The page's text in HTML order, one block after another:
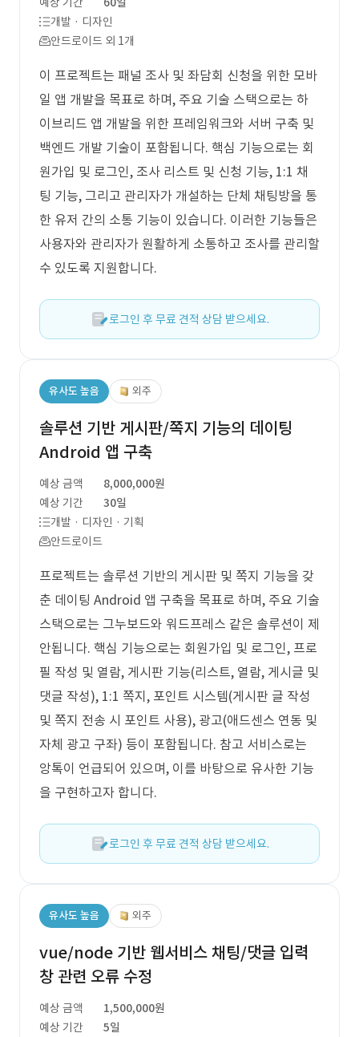
개발 · 디자인
안드로이드 외 1개
이 프로젝트는 패널 조사 및 좌담회 신청을 위한 모바
일 앱 개발을 목표로 하며, 주요 기술 스택으로는 하
이브리드 앱 개발을 위한 프레임워크와 서버 구축 및
백엔드 개발 기술이 포함됩니다. 핵심 기능으로는 회
원가입 및 로그인, 조사 리스트 및 신청 기능, 1:1 채
팅 기능, 그리고 관리자가 개설하는 단체 채팅방을 통
한 유저 간의 소통 기능이 있습니다. 이러한 기능들은
사용자와 관리자가 원활하게 소통하고 조사를 관리할
수 있도록 지원합니다.
로그인 후 무료 견적 상담 받으세요.
유사도 높음 외주
솔루션 기반 게시판/쪽지 기능의 데이팅
Android 앱 구축
예상 금액
8,000,000원
예상 기간
30일
개발 · 디자인 · 기획
안드로이드
프로젝트는 솔루션 기반의 게시판 및 쪽지 기능을 갖
춘 데이팅 Android 앱 구축을 목표로 하며, 주요 기술
스택으로는 그누보드와 워드프레스 같은 솔루션이 제
안됩니다. 핵심 기능으로는 회원가입 및 로그인, 프로
필 작성 및 열람, 게시판 기능(리스트, 열람, 게시글 및
댓글 작성), 1:1 쪽지, 포인트 시스템(게시판 글 작성
및 쪽지 전송 시 포인트 사용), 광고(애드센스 연동 및
자체 광고 구좌) 등이 포함됩니다. 참고 서비스로는
앙톡이 언급되어 있으며, 이를 바탕으로 유사한 기능
을 구현하고자 합니다.
로그인 후 무료 견적 상담 받으세요.
유사도 높음 외주
vue/node 기반 웹서비스 채팅/댓글 입력
창 관련 오류 수정
예상 금액
1,500,000원
예상 기간
5일